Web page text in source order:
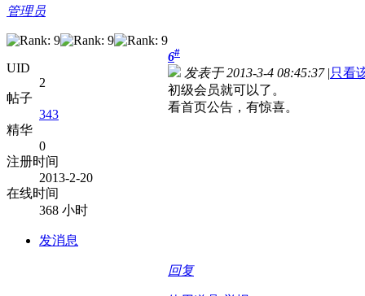
管理员
UID
2
帖子
343
精华
0
注册时间
2013-2-20
在线时间
368 小时
发消息
6#
发表于 2013-3-4 08:45:37 |只看
初级会员就可以了。
看首页公告，有惊喜。
回复